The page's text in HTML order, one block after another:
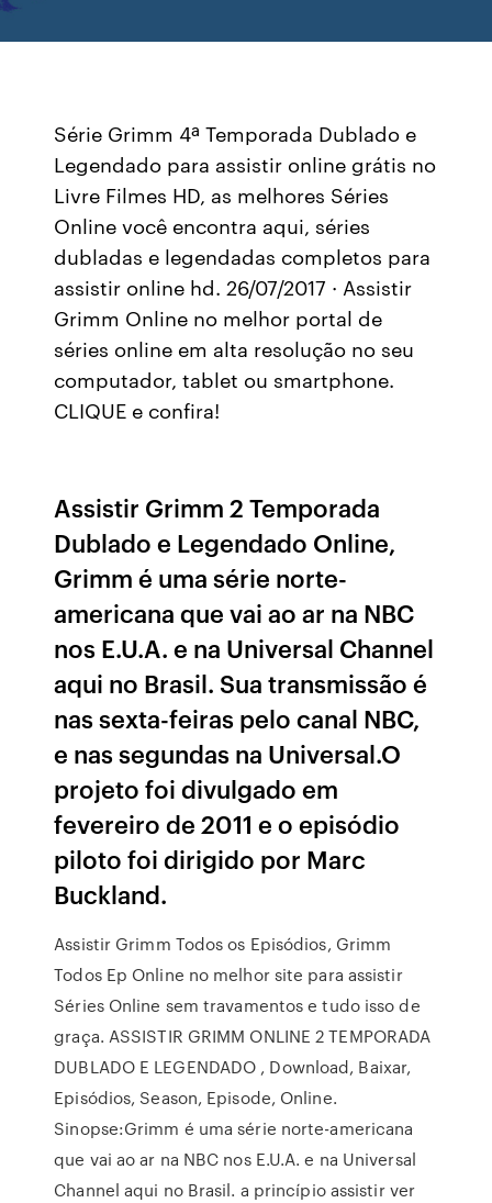
Série Grimm 4ª Temporada Dublado e
Legendado para assistir online grátis no
Livre Filmes HD, as melhores Séries
Online você encontra aqui, séries
dubladas e legendadas completos para
assistir online hd. 26/07/2017 · Assistir
Grimm Online no melhor portal de
séries online em alta resolução no seu
computador, tablet ou smartphone.
CLIQUE e confira!
Assistir Grimm 2 Temporada
Dublado e Legendado Online,
Grimm é uma série norte-
americana que vai ao ar na NBC
nos E.U.A. e na Universal Channel
aqui no Brasil. Sua transmissão é
nas sexta-feiras pelo canal NBC,
e nas segundas na Universal.O
projeto foi divulgado em
fevereiro de 2011 e o episódio
piloto foi dirigido por Marc
Buckland.
Assistir Grimm Todos os Episódios, Grimm
Todos Ep Online no melhor site para assistir
Séries Online sem travamentos e tudo isso de
graça. ASSISTIR GRIMM ONLINE 2 TEMPORADA
DUBLADO E LEGENDADO , Download, Baixar,
Episódios, Season, Episode, Online.
Sinopse:Grimm é uma série norte-americana
que vai ao ar na NBC nos E.U.A. e na Universal
Channel aqui no Brasil. a princípio assistir ver